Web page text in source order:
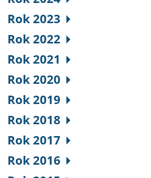
Rok 2023
Rok 2022
Rok 2021
Rok 2020
Rok 2019
Rok 2018
Rok 2017
Rok 2016